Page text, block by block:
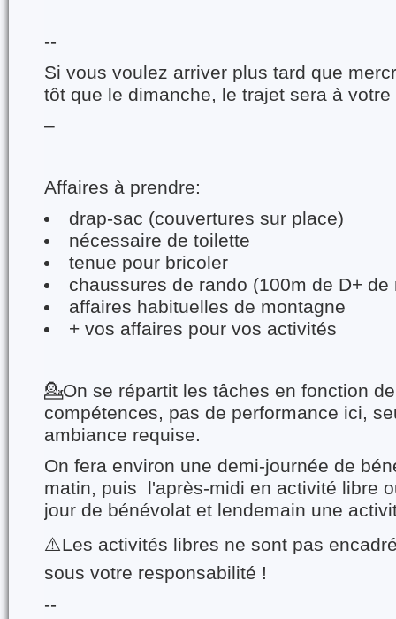
--
Si vous voulez arriver plus tard que
tôt que le dimanche, le trajet sera à votre
–
Affaires à prendre:
drap-sac (couvertures sur place)
nécessaire de toilette
tenue pour bricoler
chaussures de rando (100m de D+ de
affaires habituelles de montagne
+ vos affaires pour vos activités
💁On se répartit les tâches en fonction
compétences, pas de performance ici,
ambiance requise.
On fera environ une demi-journée de
matin, puis l'après-midi en activité libre
jour de bénévolat et lendemain une
⚠️Les activités libres ne sont pas
sous votre responsabilité !
--